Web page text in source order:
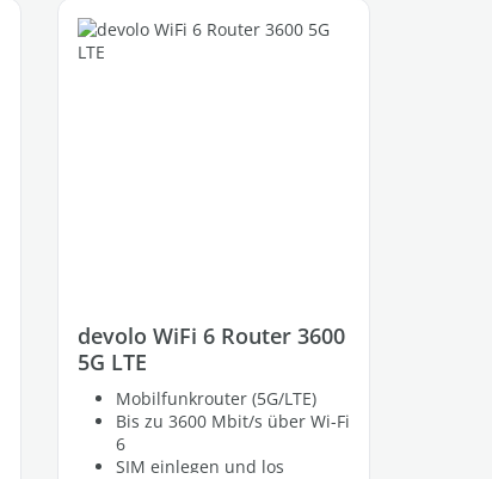
devolo WiFi 6 Router 3600
5G LTE
Mobilfunkrouter (5G/LTE)
Bis zu 3600 Mbit/s über Wi-Fi
6
SIM einlegen und los